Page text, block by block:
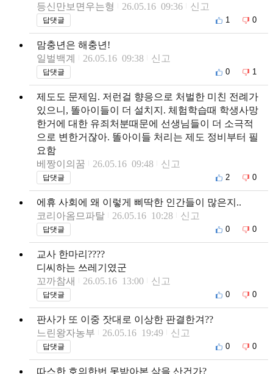
등신만보면우는형
26.05.16 09:36 신고
답댓글 1 0
맘충년은 해충년!
일벌백계
26.05.16 09:38 신고
답댓글 0 1
제도도 문제임. 저런걸 향응으로 처벌한 미친 전례가
있으니, 똘아이들이 더 설치지. 체험학습때 학생사망
한거에 대한 유죄처분때문에 선생님들이 더 소극적
으로 변한거잖아. 똘아이들 처리는 제도 정비부터 필
요함
베짱이의꿈
26.05.16 09:48 신고
답댓글 2 0
에휴 사회에 왜 이렇게 삐딱한 인간들이 많은지..
코리아옴므파탈
26.05.16 10:28 신고
답댓글 0 0
교사 한마리????
디씨하는 쓰레기였군
꼬까참새
26.05.16 13:00 신고
답댓글 0 0
판사가 또 이중 잣대로 이상한 판결한겨??
느린왕자농부
26.05.16 19:49 신고
답댓글 0 0
따스한 호의한번 못받아본 삶을 산건가?